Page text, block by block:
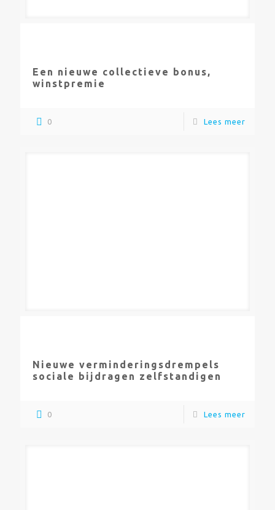
Een nieuwe collectieve bonus,
winstpremie
0 Lees meer
Nieuwe verminderingsdrempels
sociale bijdragen zelfstandigen
0 Lees meer